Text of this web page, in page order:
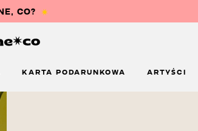
KARTA PODARUNKOWA ARTYŚCI